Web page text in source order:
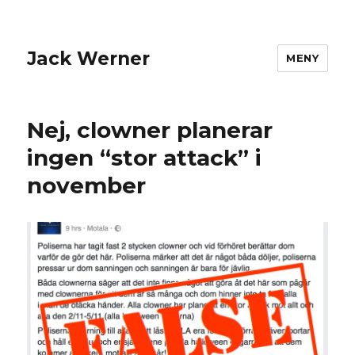
Jack Werner MENY
Nej, clowner planerar
ingen “stor attack” i
november